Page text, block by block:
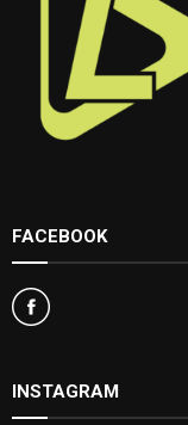
FACEBOOK
INSTAGRAM